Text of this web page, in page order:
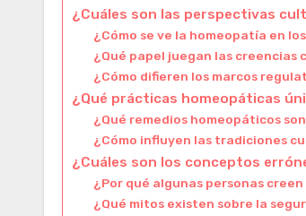
¿Cuáles son las perspectivas
¿Cómo se ve la homeopatía en
¿Qué papel juegan las
¿Cómo difieren los marcos
¿Qué prácticas homeopáticas
¿Qué remedios homeopáticos
¿Cómo influyen las tradiciones
¿Cuáles son los conceptos
¿Por qué algunas personas
¿Qué mitos existen sobre la